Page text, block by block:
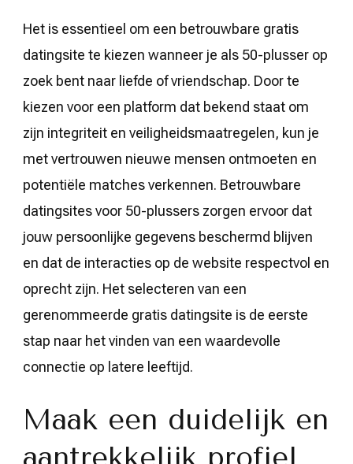
Het is essentieel om een betrouwbare gratis
datingsite te kiezen wanneer je als 50-plusser op
zoek bent naar liefde of vriendschap. Door te
kiezen voor een platform dat bekend staat om
zijn integriteit en veiligheidsmaatregelen, kun je
met vertrouwen nieuwe mensen ontmoeten en
potentiële matches verkennen. Betrouwbare
datingsites voor 50-plussers zorgen ervoor dat
jouw persoonlijke gegevens beschermd blijven
en dat de interacties op de website respectvol en
oprecht zijn. Het selecteren van een
gerenommeerde gratis datingsite is de eerste
stap naar het vinden van een waardevolle
connectie op latere leeftijd.
Maak een duidelijk en